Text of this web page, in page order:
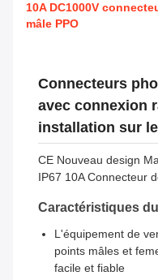
10A DC1000V
mâle PPO
Connecteurs
avec connexion
installation sur
CE Nouveau design
IP67 10A Connecteur
Caractéristiques
L'équipement de
points mâles et
facile et fiable